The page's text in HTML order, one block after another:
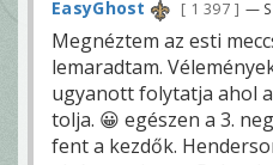
EasyGhost 1 397 —
Megnéztem az esti
lemaradtam.
ugyanott folytatja ahol
tolja. 😀 egészen a 3.
fent a kezdők.